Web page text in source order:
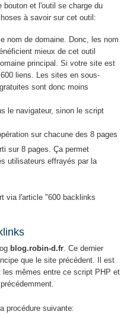
bouton et l'outil se charge du
à savoir sur cet outil:
nom de domaine. Donc, les nom
mieux de cet outil
principal. Si votre site est
liens. Les sites en sous-
sont donc moins
le navigateur, sinon le script
sur chacune des 8 pages
sur 8 pages. Ça permet
utilisateurs effrayés par la
via l'article "600 backlinks
blog.robin-d.fr. Ce dernier
que le site précédent. Il est
mêmes entre ce script PHP et
procédure suivante: